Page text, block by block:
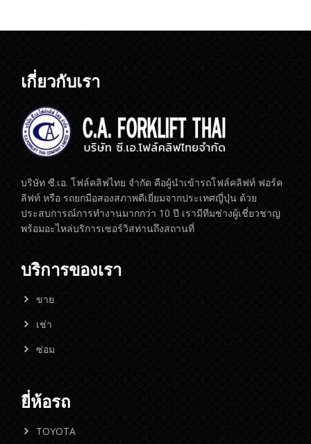
เกี่ยวกับเรา
บริษัท ซี.เอ. โฟล์คลิฟไทย จำกัด คือผู้นำเข้ารถโฟล์คลิฟท์ ฟอร์ค
ลิฟท์ หรือ รถยกมือสองสภาพดีเยี่ยมจากประเทศญี่ปุ่น ด้วย
ประสบการณ์การทำงานมากกว่า 10 ปี เรามีทีมช่างผู้เชี่ยวชาญ
พร้อมอะไหล่บริการเซอร์วิสท่านถึงสถานที่
บริการของเรา
ขาย
เช่า
ซ่อม
ยี่ห้อรถ
TOYOTA